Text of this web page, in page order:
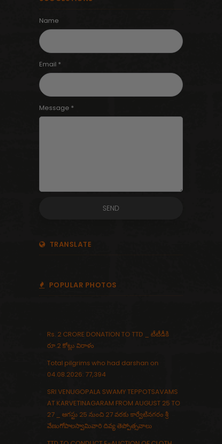
Name
Email *
Message *
TRANSLATE
POPULAR PHOTOS
Rs. 2 CRORE DONATION TO TTD _ టీటీడీకి
రూ.2 కోట్లు విరాళం
Total pilgrims who had darshan on
04.08.2026: 77,394
SRI VENUGOPALA SWAMY TEPPOTSAVAMS
AT KARVETINAGARAM FROM AUGUST 25 TO
27 _ ఆగస్టు 25 నుంచి 27 వరకు కార్వేటినగరం శ్రీ
వేణుగోపాలస్వామివారి దివ్య తెప్పోత్సవాలు